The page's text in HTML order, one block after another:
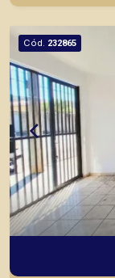
com
de imóveis
principais
Preto.
Cód. 232865